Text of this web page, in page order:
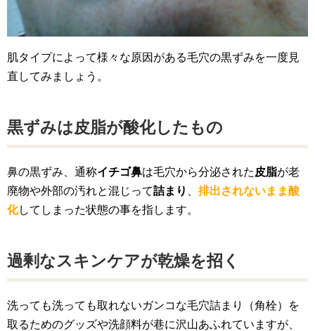
肌タイプによって様々な原因がある毛穴の黒ずみを一度見
直してみましょう。
黒ずみは皮脂が酸化したもの
鼻の黒ずみ、通称イチゴ鼻は毛穴から分泌された 皮脂が老
廃物や外部の汚れと混じって詰まり
排出されないまま酸
化してしまった状態の事を指します。
過剰なスキンケアが乾燥を招く
洗っても洗っても取れないガンコな毛穴詰まり（角栓）を
取るためのグッズや洗顔料が巷に沢山あふれていますが、